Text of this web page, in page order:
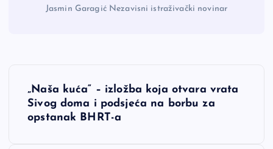
Jasmin Garagić Nezavisni istraživački novinar
„Naša kuća“ – izložba koja otvara vrata
Sivog doma i podsjeća na borbu za
opstanak BHRT-a